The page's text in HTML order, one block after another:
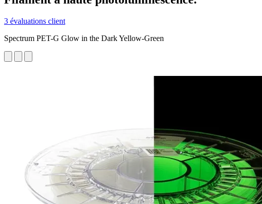
3 évaluations client
Spectrum PET-G Glow in the Dark Yellow-Green